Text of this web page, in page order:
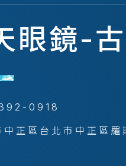
眼鏡-
0918
中正區台北市中正區